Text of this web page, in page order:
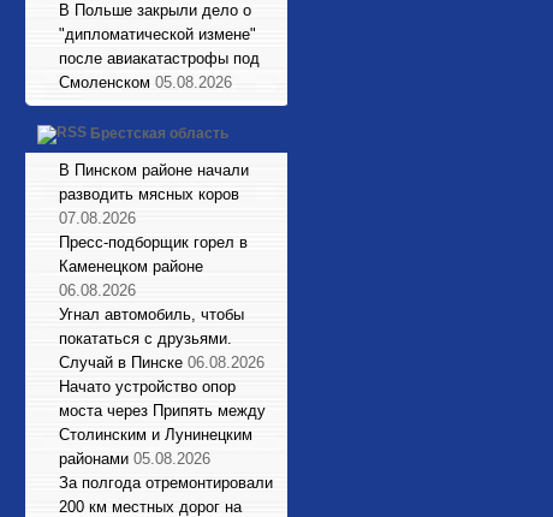
В Польше закрыли дело о
"дипломатической измене"
после авиакатастрофы под
Смоленском 05.08.2026
Брестская область
В Пинском районе начали
разводить мясных коров
07.08.2026
Пресс-подборщик горел в
Каменецком районе
06.08.2026
Угнал автомобиль, чтобы
покататься с друзьями.
Случай в Пинске 06.08.2026
Начато устройство опор
моста через Припять между
Столинским и Лунинецким
районами 05.08.2026
За полгода отремонтировали
200 км местных дорог на